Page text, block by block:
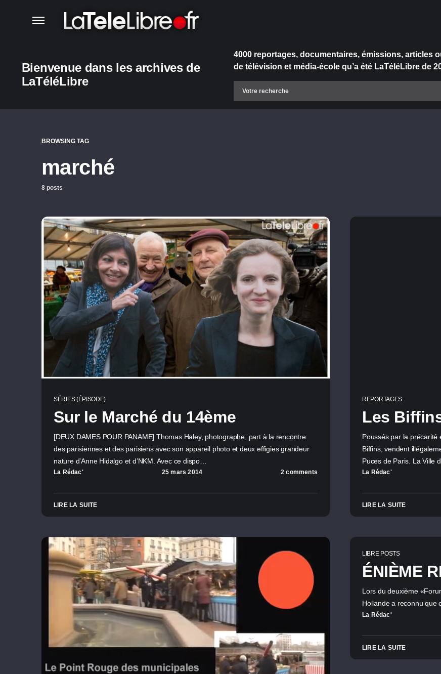
Bienvenue dans les archives de
LaTéléLibre
4000 reportages, documentaires, émissions, articles
de télévision et média-école qu’a été LaTéléLibre de
BROWSING TAG
marché
8 posts
SÉRIES (ÉPISODE)
Sur le Marché du 14ème
[DEUX DAMES POUR PANAME] Thomas Haley, photographe, part à la rencontre
des parisiennes et des parisiens avec son appareil photo et deux effigies grandeur
nature d’Anne Hidalgo et d’NKM. Avec ce dispo…
La Rédac' 25 mars 2014 2 comments
LIRE LA SUITE
REPORTAGES
Les
Poussés par la précarité
Biffins, vendent
Puces de Paris. La Ville
La Rédac'
LIRE LA SUITE
LIBRE POSTS
ÉNIÈME
Lors du deuxième
Hollande a reconnu que
La Rédac'
LIRE LA SUITE